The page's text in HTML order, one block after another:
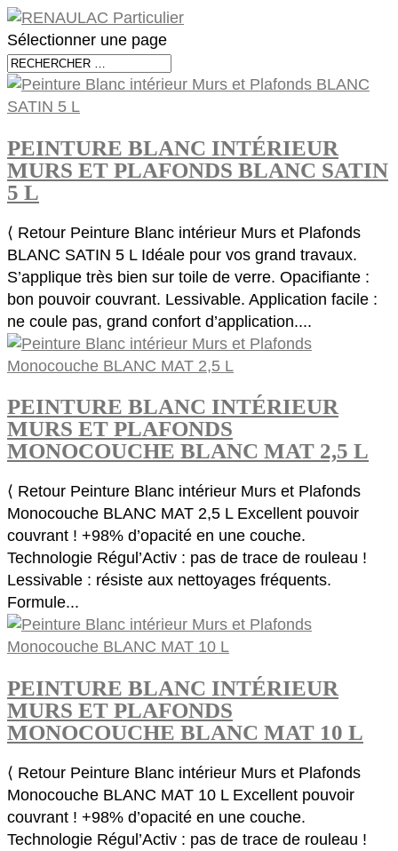
Sélectionner une page
PEINTURE BLANC INTÉRIEUR
MURS ET PLAFONDS BLANC SATIN
5 L
⟨ Retour Peinture Blanc intérieur Murs et Plafonds
BLANC SATIN 5 L Idéale pour vos grand travaux.
S’applique très bien sur toile de verre. Opacifiante :
bon pouvoir couvrant. Lessivable. Application facile :
ne coule pas, grand confort d’application....
PEINTURE BLANC INTÉRIEUR
MURS ET PLAFONDS
MONOCOUCHE BLANC MAT 2,5 L
⟨ Retour Peinture Blanc intérieur Murs et Plafonds
Monocouche BLANC MAT 2,5 L Excellent pouvoir
couvrant ! +98% d’opacité en une couche.
Technologie Régul’Activ : pas de trace de rouleau !
Lessivable : résiste aux nettoyages fréquents.
Formule...
PEINTURE BLANC INTÉRIEUR
MURS ET PLAFONDS
MONOCOUCHE BLANC MAT 10 L
⟨ Retour Peinture Blanc intérieur Murs et Plafonds
Monocouche BLANC MAT 10 L Excellent pouvoir
couvrant ! +98% d’opacité en une couche.
Technologie Régul’Activ : pas de trace de rouleau !